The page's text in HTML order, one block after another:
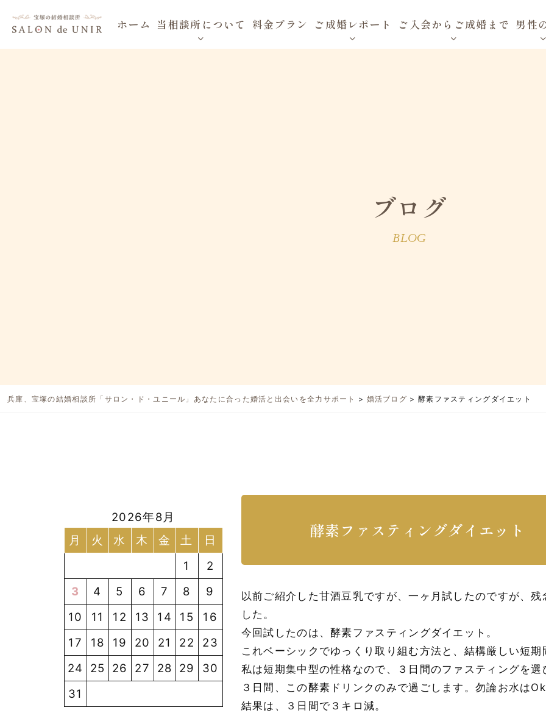
ホーム 当相談所について 料金プラン ご成婚レポート ご入会からご成婚まで 男性
ブログ
BLOG
兵庫、宝塚の結婚相談所「サロン・ド・ユニール」あなたに合った婚活と出会いを全力サポート > 婚活ブログ > 酵素ファスティングダイエット
酵素ファスティングダイエット
以前ご紹介した甘酒豆乳ですが、一ヶ月試したのですが、
した。
今回試したのは、酵素ファスティングダイエット。
これベーシックでゆっくり取り組む方法と、結構厳しい短期
私は短期集中型の性格なので、３日間のファスティングを選
３日間、この酵素ドリンクのみで過ごします。勿論お水はOk
結果は、３日間で３キロ減。
2026年8月
月
火 水 木 金 土
日
1
2
3
4 5 6 7 8
9
10
11 12 13 14 15
16
17
18 19 20 21 22
23
24
25 26 27 28 29
30
31